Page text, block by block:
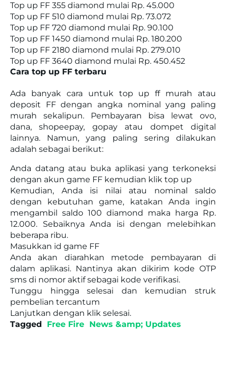
Top up FF 355 diamond mulai Rp. 45.000
Top up FF 510 diamond mulai Rp. 73.072
Top up FF 720 diamond mulai Rp. 90.100
Top up FF 1450 diamond mulai Rp. 180.200
Top up FF 2180 diamond mulai Rp. 279.010
Top up FF 3640 diamond mulai Rp. 450.452
Cara top up FF terbaru
Ada banyak cara untuk top up ff murah atau
deposit FF dengan angka nominal yang paling
murah sekalipun. Pembayaran bisa lewat ovo,
dana, shopeepay, gopay atau dompet digital
lainnya. Namun, yang paling sering dilakukan
adalah sebagai berikut:
Anda datang atau buka aplikasi yang terkoneksi
dengan akun game FF kemudian klik top up
Kemudian, Anda isi nilai atau nominal saldo
dengan kebutuhan game, katakan Anda ingin
mengambil saldo 100 diamond maka harga Rp.
12.000. Sebaiknya Anda isi dengan melebihkan
beberapa ribu.
Masukkan id game FF
Anda akan diarahkan metode pembayaran di
dalam aplikasi. Nantinya akan dikirim kode OTP
sms di nomor aktif sebagai kode verifikasi.
Tunggu hingga selesai dan kemudian struk
pembelian tercantum
Lanjutkan dengan klik selesai.
Tagged
Free Fire News &amp; Updates